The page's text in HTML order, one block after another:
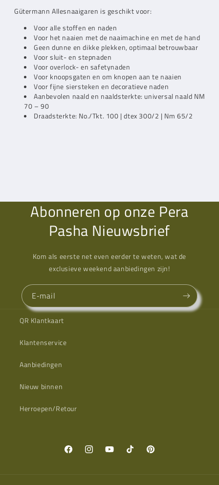
Gütermann Allesnaaigaren is geschikt voor:
Voor alle stoffen en naden
Voor het naaien met de naaimachine en met de hand
Geen dunne en dikke plekken, optimaal betrouwbaar
Voor sluit- en stepnaden
Voor overlock- en safetynaden
Voor knoopsgaten en om knopen aan te naaien
Voor fijne siersteken en decoratieve naden
Aanbevolen naald en naaldsterkte: universal naald NM
70 – 90
Draadsterkte: No./Tkt. 100 | dtex 300/2 | Nm 65/2
Abonneren op onze Pera
Pasha Nieuwsbrief
Kom als eerste net even eerder te weten, wat de
exclusieve weekend aanbiedingen zijn!
E‑mail
QR Klantkaart
Klantenservice
Aanbiedingen
Nieuw binnen
Herroepen/Retour
FacebookInstagramYouTubeTikTok Pinterest